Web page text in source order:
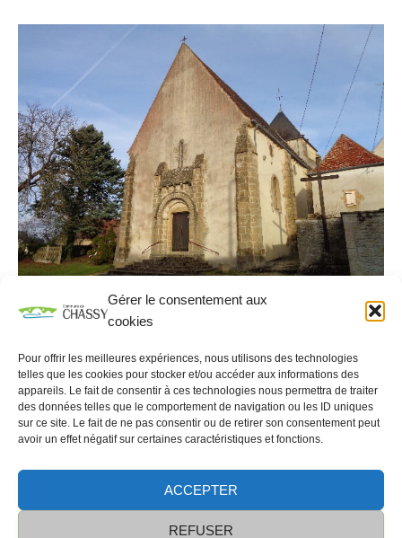
Gérer le consentement aux
cookies
Pour offrir les meilleures expériences, nous utilisons des technologies
telles que les cookies pour stocker et/ou accéder aux informations des
appareils. Le fait de consentir à ces technologies nous permettra de traiter
des données telles que le comportement de navigation ou les ID uniques
sur ce site. Le fait de ne pas consentir ou de retirer son consentement peut
avoir un effet négatif sur certaines caractéristiques et fonctions.
ACCEPTER
REFUSER
7. Croix de Mission
Croix en bois de chêne dressée à droite de la
façade de l’église.
Données personnelles